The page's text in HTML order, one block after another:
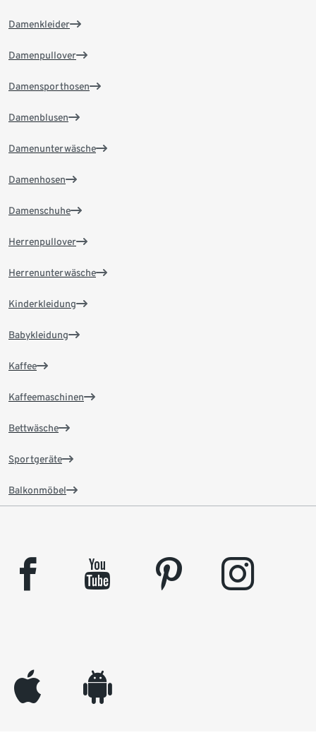
Damenkleider
Damenpullover
Damensporthosen
Damenblusen
Damenunterwäsche
Damenhosen
Damenschuhe
Herrenpullover
Herrenunterwäsche
Kinderkleidung
Babykleidung
Kaffee
Kaffeemaschinen
Bettwäsche
Sportgeräte
Balkonmöbel
facebook youtube pinterest instagram
appleinc android